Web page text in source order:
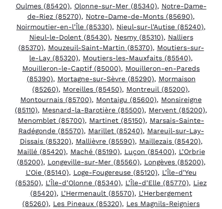
Oulmes (85420), Olonne-sur-Mer (85340), Notre-Dame-
de-Riez (85270), Notre-Dame-de-Monts (85690),
Noirmoutier-en-l’Île (85330), Nieul-sur-l’Autise (85240),
Nieul-le-Dolent (85430), Nesmy (85310), Nalliers
(85370), Mouzeuil-Saint-Martin (85370), Moutiers-sur-
le-Lay (85320), Moutiers-les-Mauxfaits (85540),
Mouilleron-le-Captif (85000), Mouilleron-en-Pareds
(85390), Mortagne-sur-Sèvre (85290), Mormaison
(85260), Moreilles (85450), Montreuil (85200),
Montournais (85700), Montaigu (85600), Monsireigne
(85110), Mesnard-la-Barotière (85500), Mervent (85200),
Menomblet (85700), Martinet (85150), Marsais-Sainte-
Radégonde (85570), Marillet (85240), Mareuil-sur-Lay-
Dissais (85320), Mallièvre (85590), Maillezais (85420),
Maillé (85420), Maché (85190), Luçon (85400), L’Orbrie
(85200), Longeville-sur-Mer (85560), Longèves (85200),
L’Oie (85140), Loge-Fougereuse (85120), L’Île-d’Yeu
(85350), L’Île-d’Olonne (85340), L’Île-d’Elle (85770), Liez
(85420), L’Hermenault (85570), L’Herbergement
(85260), Les Pineaux (85320), Les Magnils-Reigniers